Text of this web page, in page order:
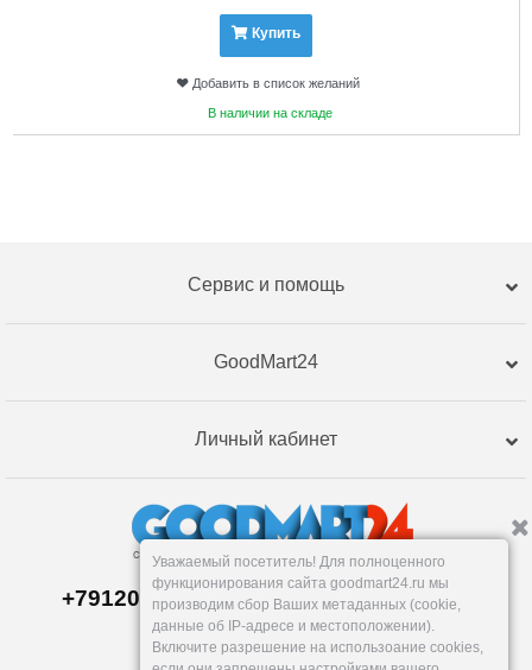
Купить
Добавить в список желаний
В наличии на складе
Сервис и помощь
GoodMart24
Личный кабинет
+79120359762, +79120359761 MAX,TG
Склад в Екатеринбург е
Пн-Пт: 10-19, Сб, Вс: вых.
info@goodmart24.ru
Уважаемый посетитель! Для полноценного
функционирования сайта goodmart24.ru мы
производим сбор Ваших метаданных (cookie,
данные об IP-адресе и местоположении).
Включите разрешение на использоание cookies,